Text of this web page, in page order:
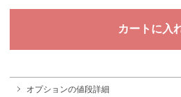
オプションの値段詳細